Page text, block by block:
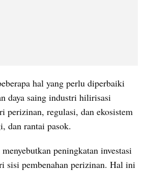
hal yang perlu diperbaiki
daya saing industri hilirisasi
perizinan, regulasi, dan ekosistem
dan rantai pasok.
peningkatan investasi
sisi pembenahan perizinan. Hal ini